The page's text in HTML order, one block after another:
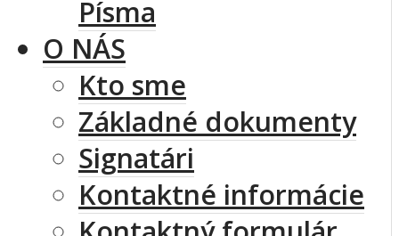
Písma
O NÁS
Kto sme
Základné dokumenty
Signatári
Kontaktné informácie